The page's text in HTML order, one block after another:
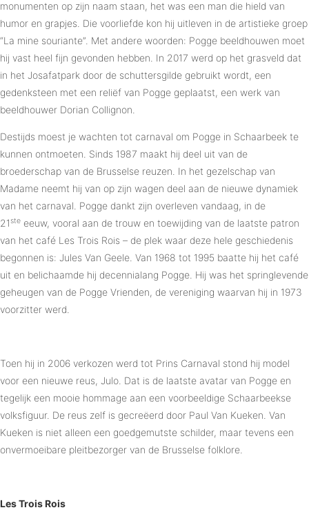
monumenten op zijn naam staan, het was een man die hield van
humor en grapjes. Die voorliefde kon hij uitleven in de artistieke groep
“La mine souriante”. Met andere woorden: Pogge beeldhouwen moet
hij vast heel fijn gevonden hebben. In 2017 werd op het grasveld dat
in het Josafatpark door de schuttersgilde gebruikt wordt, een
gedenksteen met een reliëf van Pogge geplaatst, een werk van
beeldhouwer Dorian Collignon.
Destijds moest je wachten tot carnaval om Pogge in Schaarbeek te
kunnen ontmoeten. Sinds 1987 maakt hij deel uit van de
broederschap van de Brusselse reuzen. In het gezelschap van
Madame neemt hij van op zijn wagen deel aan de nieuwe dynamiek
van het carnaval. Pogge dankt zijn overleven vandaag, in de
21 ste eeuw, vooral aan de trouw en toewijding van de laatste patron
van het café Les Trois Rois – de plek waar deze hele geschiedenis
begonnen is: Jules Van Geele. Van 1968 tot 1995 baatte hij het café
uit en belichaamde hij decennialang Pogge. Hij was het springlevende
geheugen van de Pogge Vrienden, de vereniging waarvan hij in 1973
voorzitter werd.
Toen hij in 2006 verkozen werd tot Prins Carnaval stond hij model
voor een nieuwe reus, Julo. Dat is de laatste avatar van Pogge en
tegelijk een mooie hommage aan een voorbeeldige Schaarbeekse
volksfiguur. De reus zelf is gecreëerd door Paul Van Kueken. Van
Kueken is niet alleen een goedgemutste schilder, maar tevens een
onvermoeibare pleitbezorger van de Brusselse folklore.
Les Trois Rois